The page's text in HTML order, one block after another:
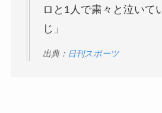
ロと1人で粛々と泣いて
じ」
出典： 日刊スポーツ